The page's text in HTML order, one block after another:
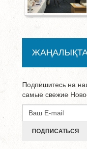
Подпишитесь на
самые свежие
ПОДПИСАТЬСЯ